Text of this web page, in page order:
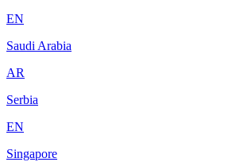
EN
Saudi Arabia
AR
Serbia
EN
Singapore